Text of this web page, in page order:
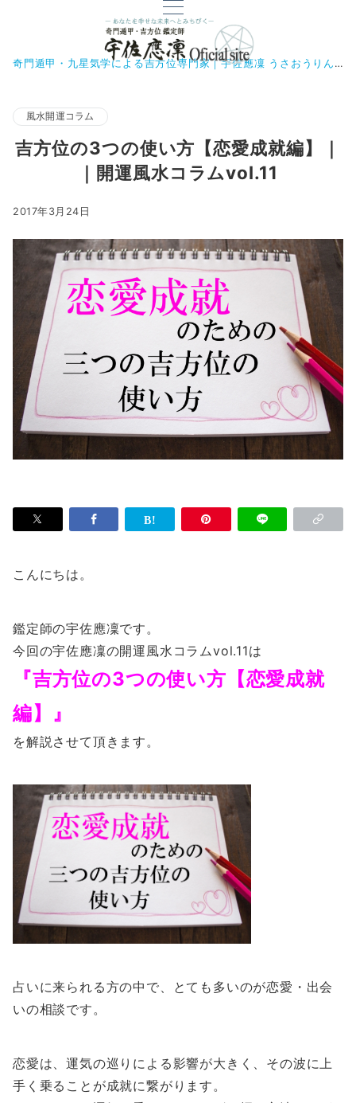
奇門遁甲・九星気学による吉方位専門家｜宇佐應凜 うさおうりん
風水開運コラム
吉方位の3つの使い方【恋愛成就編】｜
｜開運風水コラムvol.11
2017年3月24日
こんにちは。
鑑定師の宇佐應凜です。
今回の宇佐應凜の開運風水コラムvol.11は
『吉方位の3つの使い方【恋愛成就
編】』
を解説させて頂きます。
占いに来られる方の中で、とても多いのが恋愛・出会
いの相談です。
恋愛は、運気の巡りによる影響が大きく、その波に上
手く乗ることが成就に繋がります。